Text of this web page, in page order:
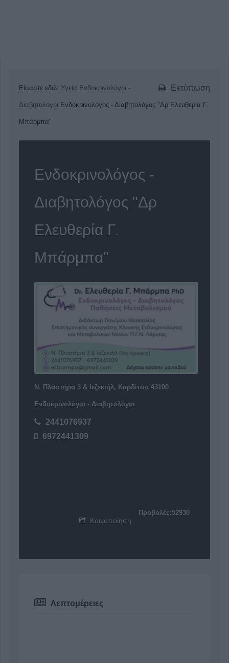
Εκτύπωση
Είσαστε εδώ: Υγεία Ενδοκρινολόγοι -
Διαβητολόγοι Ενδοκρινολόγος - Διαβητολόγος "Δρ Ελευθερία Γ.
Μπάρμπα"
Ενδοκρινολόγος -
Διαβητολόγος "Δρ
Ελευθερία Γ.
Μπάρμπα"
Ν. Πλαστήρα 3 & Ιεζεκιήλ, Καρδίτσα 43100
Ενδοκρινολόγοι - Διαβητολόγοι
2441076937
6972441309
Προβολές:52930
Κοινοποίηση
Λεπτομέρειες